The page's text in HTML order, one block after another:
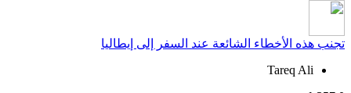
تجنب هذه الأخطاء الشائعة عند السفر إلى إيطاليا
Tareq Ali